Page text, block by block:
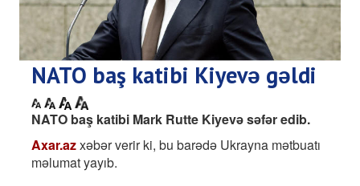
NATO baş katibi Kiyevə gəldi
NATO baş katibi Mark Rutte Kiyevə səfər edib.
Axar.azxəbər verir ki, bu barədə Ukrayna mətbuatı
məlumat yayıb.